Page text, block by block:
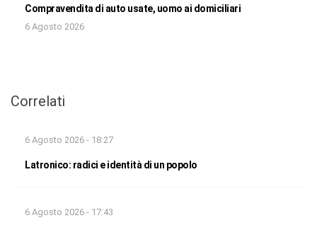
Compravendita di auto usate, uomo ai domiciliari
6 Agosto 2026
Correlati
6 Agosto 2026 - 18:27
Latronico: radici e identità di un popolo
6 Agosto 2026 - 17:43